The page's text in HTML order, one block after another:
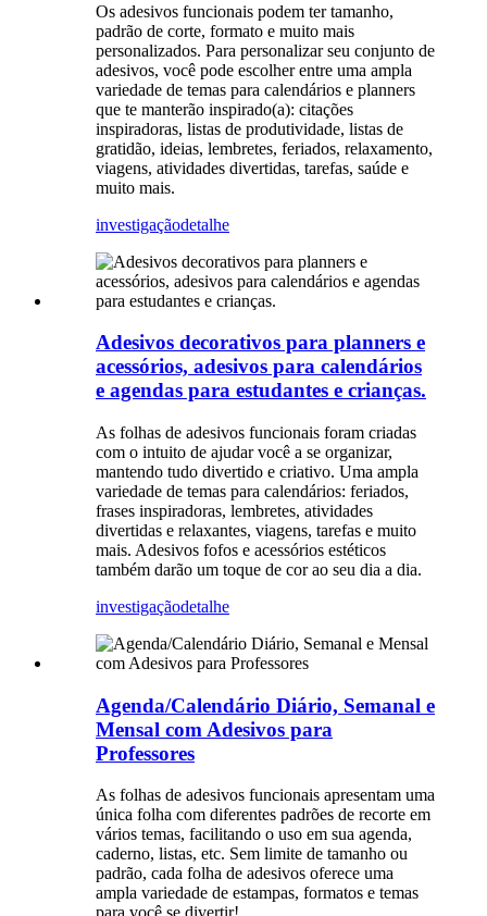
Os adesivos funcionais podem ter tamanho,
padrão de corte, formato e muito mais
personalizados. Para personalizar seu conjunto de
adesivos, você pode escolher entre uma ampla
variedade de temas para calendários e planners
que te manterão inspirado(a): citações
inspiradoras, listas de produtividade, listas de
gratidão, ideias, lembretes, feriados, relaxamento,
viagens, atividades divertidas, tarefas, saúde e
muito mais.
investigaçãodetalhe
Adesivos decorativos para planners e
acessórios, adesivos para calendários
e agendas para estudantes e crianças.
As folhas de adesivos funcionais foram criadas
com o intuito de ajudar você a se organizar,
mantendo tudo divertido e criativo. Uma ampla
variedade de temas para calendários: feriados,
frases inspiradoras, lembretes, atividades
divertidas e relaxantes, viagens, tarefas e muito
mais. Adesivos fofos e acessórios estéticos
também darão um toque de cor ao seu dia a dia.
investigaçãodetalhe
Agenda/Calendário Diário, Semanal e
Mensal com Adesivos para
Professores
As folhas de adesivos funcionais apresentam uma
única folha com diferentes padrões de recorte em
vários temas, facilitando o uso em sua agenda,
caderno, listas, etc. Sem limite de tamanho ou
padrão, cada folha de adesivos oferece uma
ampla variedade de estampas, formatos e temas